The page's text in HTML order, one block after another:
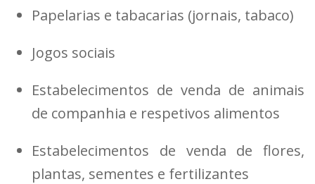
Papelarias e tabacarias (jornais, tabaco)
Jogos sociais
Estabelecimentos de venda de animais
de companhia e respetivos alimentos
Estabelecimentos de venda de flores,
plantas, sementes e fertilizantes